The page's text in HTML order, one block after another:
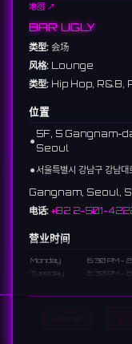
地图 ↗
BAR UGLY
类型: 会场
风格: Lounge
类型: Hip Hop, R&B,
位置
⚫︎
5F, 5 Gangnam-
Seoul
⚫︎서울특별시 강남구 강남
Gangnam, Seoul,
电话: +82 2-501-
营业时间
Monday
6:30 PM -
Tuesday
6:30 PM -
Thursday
6:30 PM -